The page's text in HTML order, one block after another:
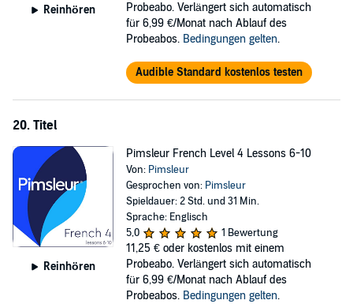
Reinhören
Probeabo. Verlängert sich automatisch
für 6,99 €/Monat nach Ablauf des
Probeabos. Bedingungen gelten.
Audible Standard kostenlos testen
20. Titel
Reinhören
Pimsleur French Level 4 Lessons 6-10
Von: Pimsleur
Gesprochen von: Pimsleur
Spieldauer: 2 Std. und 31 Min.
Sprache: Englisch
5,0
1 Bewertung
11,25 € oder kostenlos mit einem
Probeabo. Verlängert sich automatisch
für 6,99 €/Monat nach Ablauf des
Probeabos. Bedingungen gelten.